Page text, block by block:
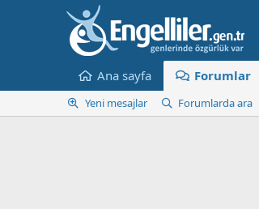
Ana sayfa Forumlar
Yeni mesajlar Forumlarda ara